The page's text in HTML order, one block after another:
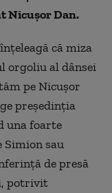
Nicuşor Dan.
că miza
orgoliu al dânsei
pe Nicuşor
preşedinţia
una foarte
Simion sau
de presă
potrivit